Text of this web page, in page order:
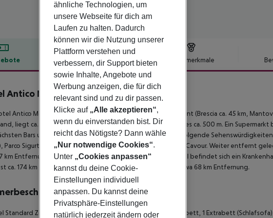
Hotelbeschreibung Hotelmerkmale
Antico Monastero
4
Antico Monastero Hotel liegt ca. 93 km von Verona entfernt (Brescia ca. 45 km,
liegt ca. 200 m entfernt. Zum touristischen Zentrum sind es ca. 500 m. Ein
Bars und Restaurants gelangt man nach rund 200 m. Folgende
Parco Sigurtà (ca. 75 km), Canewa World (ca. 79 km) und Parco Cavour. Weiter entfernt
km Entfernung erreichen. Zur ärztlichen Versorgung im Notfall befindet sich ein
ca. 174 km entfernt. Ein weiterer Flughafen (VRN) liegt in etwa 68 km Entfernung.
Standard Zimmer: Die Zimmer sind ausgestattet mit Doppelbett, 1 Extrabett
ähnliche Technologien, um
unsere Webseite für dich am
Laufen zu halten. Dadurch
können wir die Nutzung unserer
Plattform verstehen und
verbessern, dir Support bieten
sowie Inhalte, Angebote und
Werbung anzeigen, die für dich
relevant sind und zu dir passen.
Klicke auf „Alle akzeptieren“,
wenn du einverstanden bist. Dir
reicht das Nötigste? Dann wähle
„Nur notwendige Cookies“.
Unter „Cookies anpassen“
kannst du deine Cookie-
Einstellungen individuell
anpassen. Du kannst deine
Privatsphäre-Einstellungen
natürlich jederzeit ändern oder